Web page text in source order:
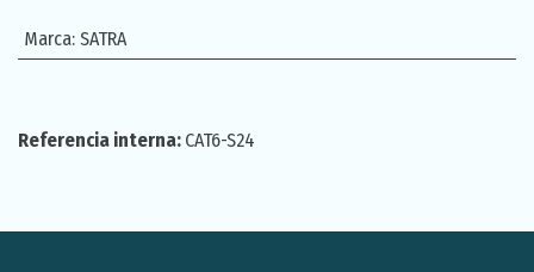
Marca: SATRA
Referencia interna: CAT6-S24